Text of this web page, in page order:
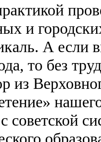
и
А
то без
из
советской